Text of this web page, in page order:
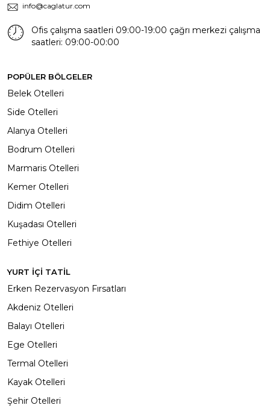
info@caglatur.com
Ofis çalışma saatleri 09:00-19:00 çağrı merkezi çalışma
saatleri: 09:00-00:00
POPÜLER BÖLGELER
Belek Otelleri
Side Otelleri
Alanya Otelleri
Bodrum Otelleri
Marmaris Otelleri
Kemer Otelleri
Didim Otelleri
Kuşadası Otelleri
Fethiye Otelleri
YURT İÇİ TATİL
Erken Rezervasyon Fırsatları
Akdeniz Otelleri
Balayı Otelleri
Ege Otelleri
Termal Otelleri
Kayak Otelleri
Şehir Otelleri